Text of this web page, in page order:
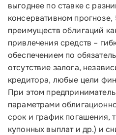
Банкам и финансовым
Инфраструктуре
О Корпорации
Блог
Контакты
Соцсети
выгоднее по ставке с
консервативном прогнозе,
преимуществ облигаций
привлечения средств –
обеспечением по
отсутствие залога,
кредитора, любые цели
При этом
параметрами
срок и график погашения,
купонных выплат и др.) и